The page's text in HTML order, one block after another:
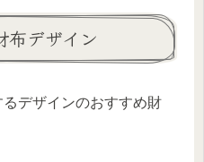
布デザイン
デザインのおすすめ財